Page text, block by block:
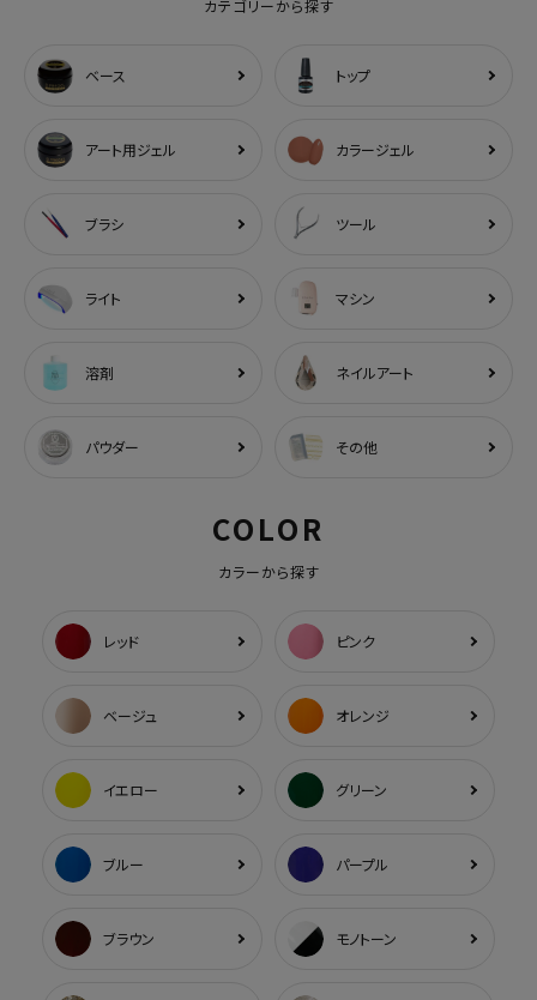
カテゴリーから探す
ベース トップ
アート用ジェル カラージェル
ブラシ ツール
ライト マシン
溶剤 ネイルアート
パウダー その他
COLOR
カラーから探す
レッド ピンク
ベージュ オレンジ
イエロー グリーン
ブルー パープル
ブラウン モノトーン